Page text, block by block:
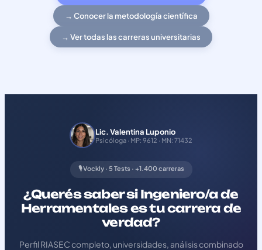
→ Conocer la metodología científica
→ Ver todas las carreras universitarias
Lic. Valentina Luponio
Psicóloga · MP: 9612 · MN: 71432
🎙️ Vockly · 5 Tests · +1.400 carreras
¿Querés saber si Ingeniero/a de
Herramentales es tu carrera de
verdad?
Perfil RIASEC completo, universidades, análisis combinado